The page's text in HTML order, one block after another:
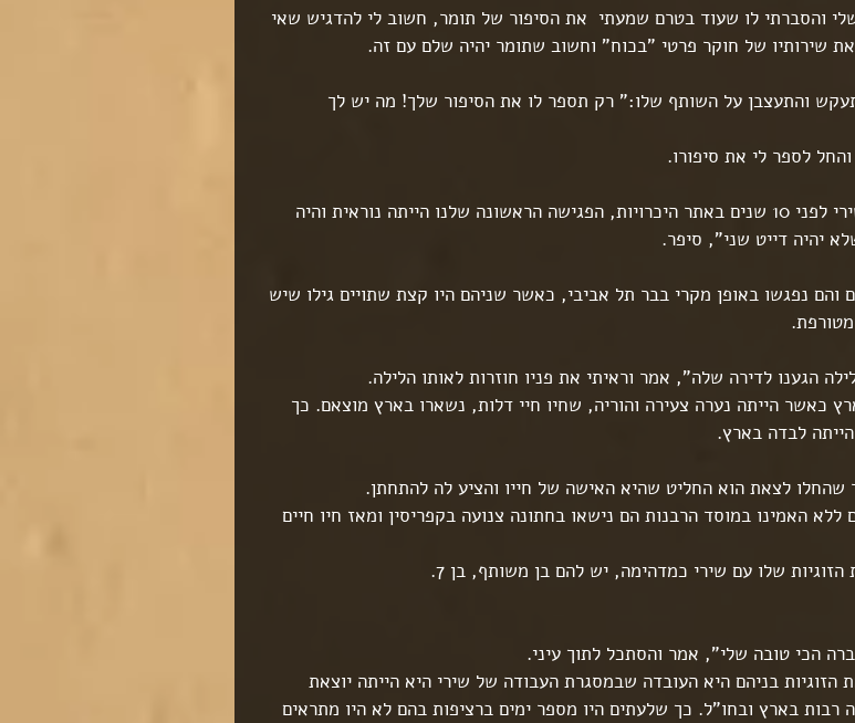
והסברתי לו שעוד בטרם שמעתי  את הסיפור של תומר, חשוב לי להדגיש שאי
שירותיו של חוקר פרטי "בכוח" וחשוב שתומר יהיה שלם עם זה.
והתעצבן על השותף שלו:" רק תספר לו את הסיפור שלך! מה יש לך
לספר לי את סיפורו.
"פגשתי את שירי לפני 10 שנים באתר היכרויות, הפגישה הראשונה שלנו הייתה נוראית והיה
יהיה דייט שני", סיפר.
והם נפגשו באופן מקרי בבר תל אביבי, כאשר שניהם היו קצת שתויים גילו שיש
מטורפת.
הגענו לדירה שלה", אמר וראיתי את פניו חוזרות לאותו הלילה.
כאשר הייתה נערה צעירה והוריה, שחיו חיי דלות, נשארו בארץ מוצאם. כך
לבדה בארץ.
שהחלו לצאת הוא החליט שהיא האישה של חייו והציע לה להתחתן.
ללא האמינו במוסד הרבנות הם נישאו בחתונה צנועה בקפריסין ומאז חיו חיים
שלו עם שירי כמדהימה, יש להם בן משותף, בן 7.
הכי טובה שלי", אמר והסתכל לתוך עיני.
הזוגיות בניהם היא העובדה שבמסגרת העבודה של שירי היא הייתה יוצאת
רבות בארץ ובחו"ל. כך שלעתים היו מספר ימים ברציפות בהם לא היו מתראים